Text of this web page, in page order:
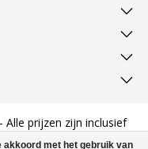
prijzen zijn inclusief
akkoord met het gebruik van